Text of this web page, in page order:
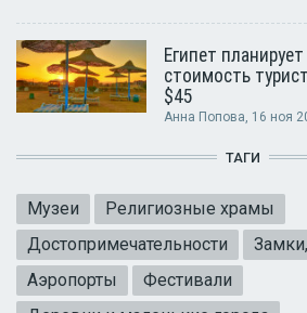
Египет
стоимость
$45
Анна Попова, 16 ноя
ТАГИ
Музеи
Религиозные храмы
Достопримечательности
Аэропорты
Фестивали